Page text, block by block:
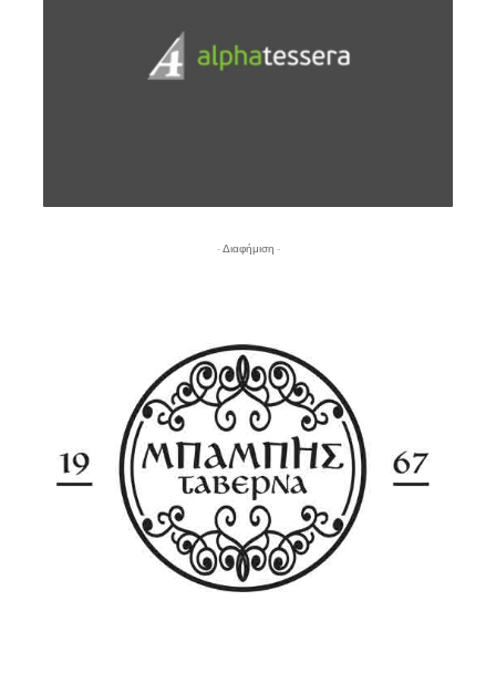
- Διαφήμιση -